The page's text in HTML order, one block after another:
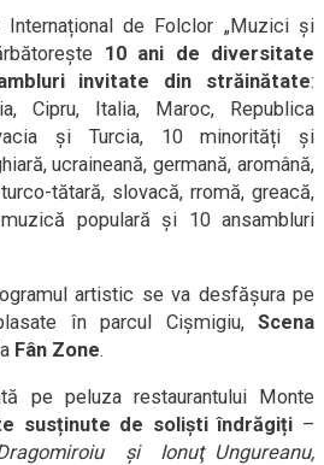
de Folclor „Muzici și
10 ani de diversitate
invitate din străinătate:
Cipru, Italia, Maroc, Republica
și Turcia, 10 minorități și
ucraineană, germană, aromână,
tătară, slovacă, rromă, greacă,
populară și 10 ansambluri
artistic se va desfășura pe
în parcul Cișmigiu, Scena
Fân Zone.
pe peluza restaurantului Monte
susținute de soliști îndrăgiți –
şi Ionuţ Ungureanu,